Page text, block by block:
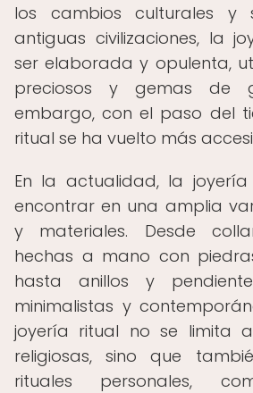
los cambios culturales y
antiguas civilizaciones, la
ser elaborada y opulenta,
preciosos y gemas de
embargo, con el paso del
ritual se ha vuelto más
En la actualidad, la
encontrar en una amplia
y materiales. Desde
hechas a mano con
hasta anillos y
minimalistas y
joyería ritual no se limita
religiosas, sino que
rituales personales,